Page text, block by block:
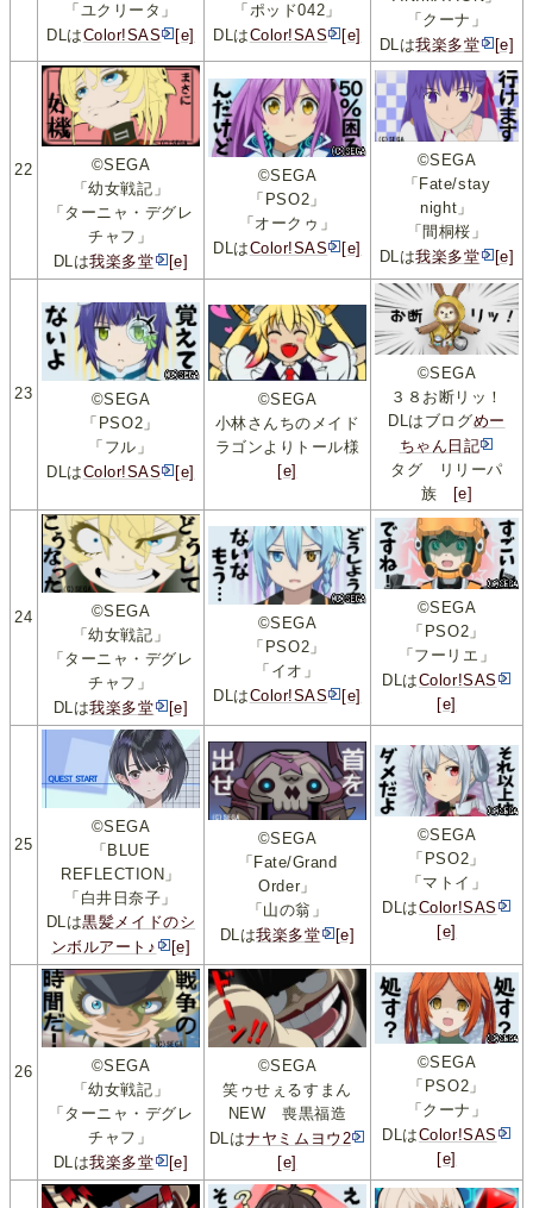
「ユクリータ」
DLはColor!SAS [e]
「ポッド042」
DLはColor!SAS [e]
「クーナ」
DLは我楽多堂 [e]
22
©SEGA
「幼女戦記」
「ターニャ・デグレ
チャフ」
DLは我楽多堂 [e]
©SEGA
「PSO2」
「オークゥ」
DLはColor!SAS [e]
©SEGA
「Fate/stay
night」
「間桐桜」
DLは我楽多堂 [e]
23
©SEGA
「PSO2」
「フル」
DLはColor!SAS [e]
©SEGA
小林さんちのメイド
ラゴンよりトール様
[e]
©SEGA
３８お断リッ！
DLはブログめー
ちゃん日記
タグ リリーパ
族
[e]
24
©SEGA
「幼女戦記」
「ターニャ・デグレ
チャフ」
DLは我楽多堂 [e]
©SEGA
「PSO2」
「イオ」
DLはColor!SAS [e]
©SEGA
「PSO2」
「フーリエ」
DLはColor!SAS
[e]
25
©SEGA
「BLUE
REFLECTION」
「白井日奈子」
DLは黒髪メイドのシ
ンボルアート♪
[e]
©SEGA
「Fate/Grand
Order」
「山の翁」
DLは我楽多堂 [e]
©SEGA
「PSO2」
「マトイ」
DLはColor!SAS
[e]
26
©SEGA
「幼女戦記」
「ターニャ・デグレ
チャフ」
DLは我楽多堂 [e]
©SEGA
笑ゥせぇるすまん
NEW 喪黒福造
DLはナヤミムヨウ2
[e]
©SEGA
「PSO2」
「クーナ」
DLはColor!SAS
[e]